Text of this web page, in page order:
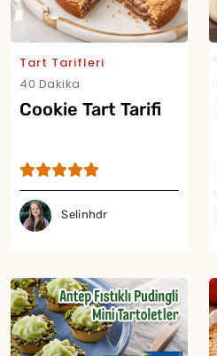
Tart Tarifleri
40 Dakika
Cookie Tart Tarifi
Selinhdr